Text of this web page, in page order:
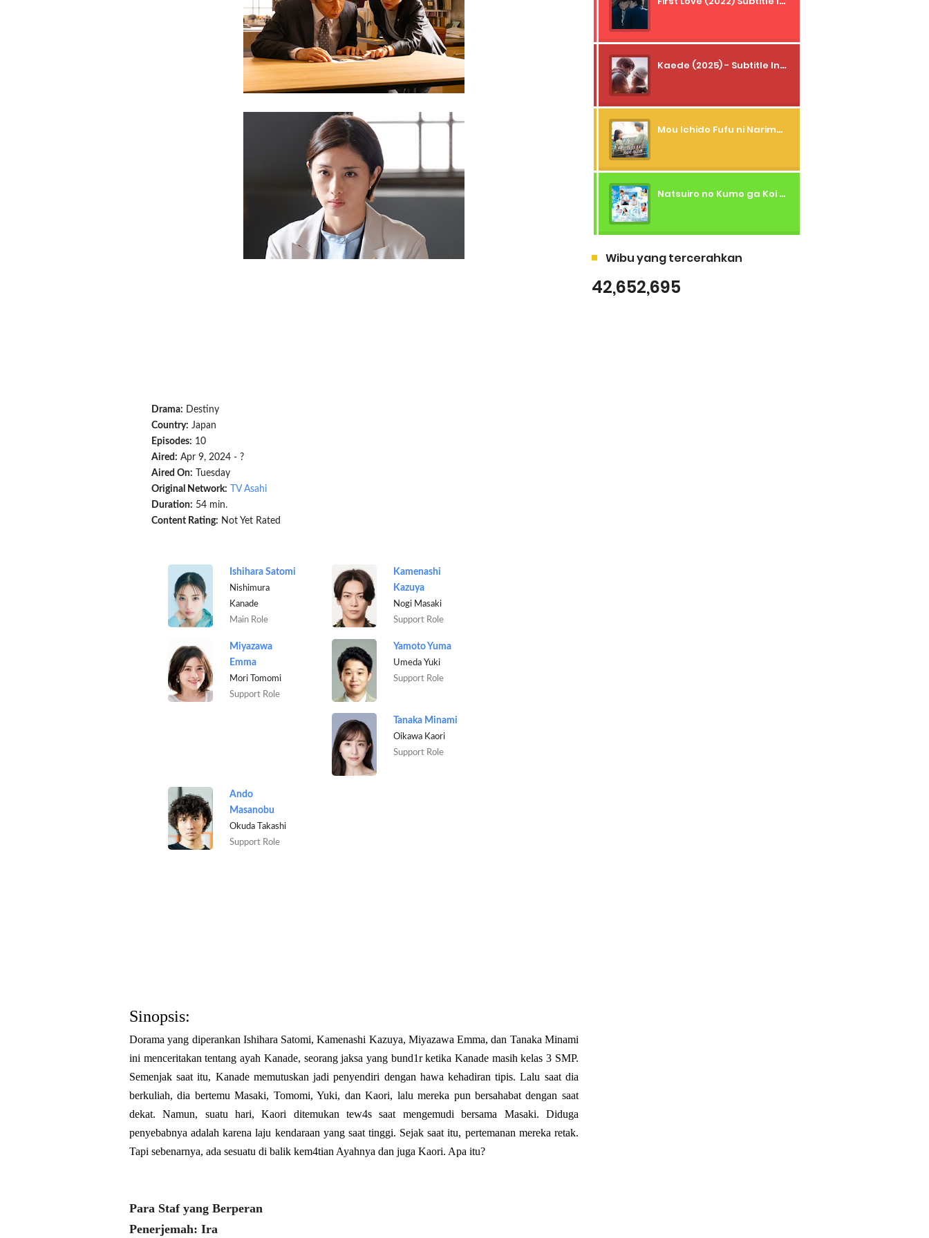
Drama: Destiny
Country: Japan
Episodes: 10
Aired: Apr 9, 2024 - ?
Aired On: Tuesday
Original Network:
TV Asahi
Duration: 54 min.
Content Rating: Not Yet Rated
Ishihara Satomi
Nishimura
Kanade
Main Role
Kamenashi
Kazuya
Nogi Masaki
Support Role
Miyazawa
Emma
Mori Tomomi
Support Role
Yamoto Yuma
Umeda Yuki
Support Role
Tanaka Minami
Oikawa Kaori
Support Role
Ando
Masanobu
Okuda Takashi
Support Role
Sinopsis:
Dorama yang diperankan Ishihara Satomi, Kamenashi Kazuya, Miyazawa Emma, dan Tanaka Minami
ini menceritakan tentang ayah Kanade, seorang jaksa yang bund1r ketika Kanade masih kelas 3 SMP.
Semenjak saat itu, Kanade memutuskan jadi penyendiri dengan hawa kehadiran tipis. Lalu saat dia
berkuliah, dia bertemu Masaki, Tomomi, Yuki, dan Kaori, lalu mereka pun bersahabat dengan saat
dekat. Namun, suatu hari, Kaori ditemukan tew4s saat mengemudi bersama Masaki. Diduga
penyebabnya adalah karena laju kendaraan yang saat tinggi. Sejak saat itu, pertemanan mereka retak.
Tapi sebenarnya, ada sesuatu di balik kem4tian Ayahnya dan juga Kaori. Apa itu?
Para Staf yang Berperan
Penerjemah: Ira
Kaede (2025) - Subtitle Indonesia
Mou Ichido Fufu ni Narimasu ka? (2026) - 01 Subtitle Indonesia
Natsuiro no Kumo ga Koi to Arashi wo Makiokosu (2026) - 01 Subtitle Indonesia
Wibu yang tercerahkan
42,652,695